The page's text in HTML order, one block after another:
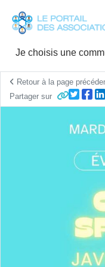
Je choisis une
Retour à la page
Partager sur